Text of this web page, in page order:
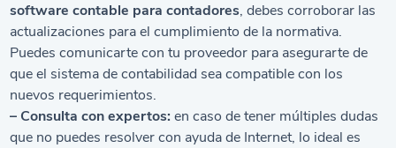
software contable para contadores, debes corroborar las
actualizaciones para el cumplimiento de la normativa.
Puedes comunicarte con tu proveedor para asegurarte de
que el sistema de contabilidad sea compatible con los
nuevos requerimientos.
– Consulta con expertos:en caso de tener múltiples dudas
que no puedes resolver con ayuda de Internet, lo ideal es